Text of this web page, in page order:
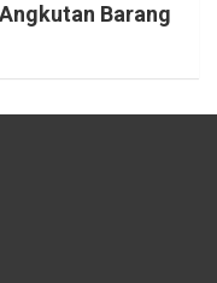
Barang